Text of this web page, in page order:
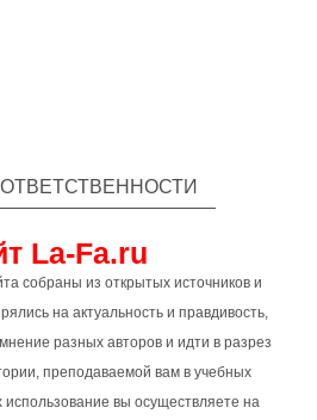
La-Fa.ru
собраны из открытых источников и
на актуальность и правдивость,
разных авторов и идти в разрез
преподаваемой вам в учебных
вы осуществляете на